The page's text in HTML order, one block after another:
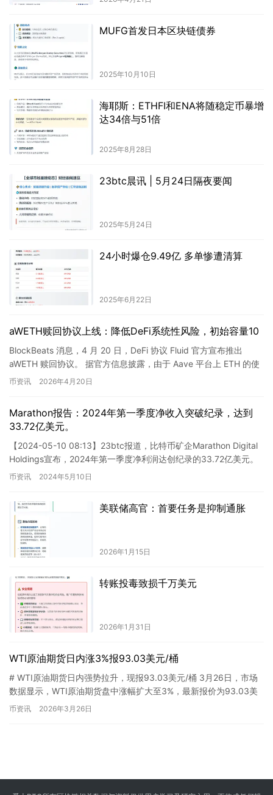
MUFG首发日本区块链债券
2025年10月10日
海耶斯：ETHFI和ENA将随稳定币暴增
达34倍与51倍
2025年8月28日
23btc晨讯 | 5月24日隔夜要闻
2025年5月24日
24小时爆仓9.49亿 多单惨遭清算
2025年6月22日
aWETH赎回协议上线：降低DeFi系统性风险，初始容量10
BlockBeats 消息，4 月 20 日，DeFi 协议 Fluid 官方宣布推出
aWETH 赎回协议。 据官方信息披露，由于 Aave 平台上 ETH 的使
用率已达 100…
币资讯 2026年4月20日
Marathon报告：2024年第一季度净收入突破纪录，达到
33.72亿美元。
【2024-05-10 08:13】23btc报道，比特币矿企Marathon Digital
Holdings宣布，2024年第一季度净利润达创纪录的33.72亿美元。
公司在5月…
币资讯 2024年5月10日
美联储高官：首要任务是抑制通胀
2026年1月15日
转账投毒致损千万美元
2026年1月31日
WTI原油期货日内涨3%报93.03美元/桶
# WTI原油期货日内强势拉升，现报93.03美元/桶 3月26日，市场
数据显示，WTI原油期货盘中涨幅扩大至3%，最新报价为93.03美
元/桶。 从盘面表现来看，国际油价短线走强…
币资讯 2026年3月26日